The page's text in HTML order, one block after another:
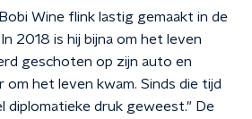
Wine flink lastig gemaakt in de
2018 is hij bijna om het leven
geschoten op zijn auto en
om het leven kwam. Sinds die tijd
diplomatieke druk geweest." De